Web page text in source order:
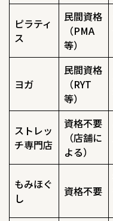
ピラティ
ス
民間資格
（PMA
等）
ヨガ
民間資格
（RYT
等）
ストレッ
チ専門店
資格不要
（店舗に
よる）
もみほぐ
し
資格不要